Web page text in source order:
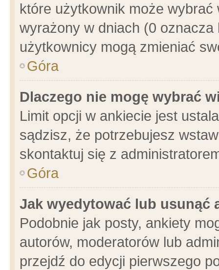
które użytkownik może
wyrażony w dniach (0
użytkownicy mogą zmieniać
Góra
Dlaczego nie mogę wybrać
Limit opcji w ankiecie jest
sądzisz, że potrzebujesz
skontaktuj się z
Góra
Jak wyedytować lub usunąć
Podobnie jak posty, ankiety
autorów, moderatorów lub
przejdź do edycji pierwszego